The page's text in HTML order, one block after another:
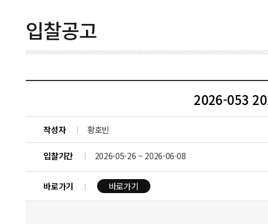
입찰공고
2026-053
작성자 황호빈
입찰기간 2026-05-26 ~ 2026-06-08
바로가기 바로가기